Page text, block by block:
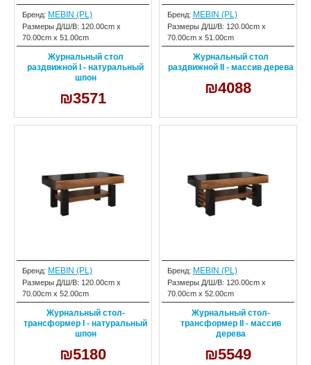
Бренд: MEBIN (PL)
Размеры Д/Ш/В: 120.00cm x
70.00cm x 51.00cm
Журнальный стол
раздвижной I - натуральный
шпон
₪3571
Бренд: MEBIN (PL)
Размеры Д/Ш/В: 120.00cm x
70.00cm x 51.00cm
Журнальный стол
раздвижной II - массив дерева
₪4088
Бренд: MEBIN (PL)
Размеры Д/Ш/В: 120.00cm x
70.00cm x 52.00cm
Журнальный стол-
трансформер I - натуральный
шпон
₪5180
Бренд: MEBIN (PL)
Размеры Д/Ш/В: 120.00cm x
70.00cm x 52.00cm
Журнальный стол-
трансформер II - массив
дерева
₪5549